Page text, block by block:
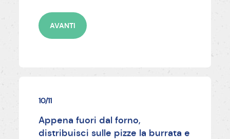
AVANTI
10/11
Appena fuori dal forno,
distribuisci sulle pizze la burrata e